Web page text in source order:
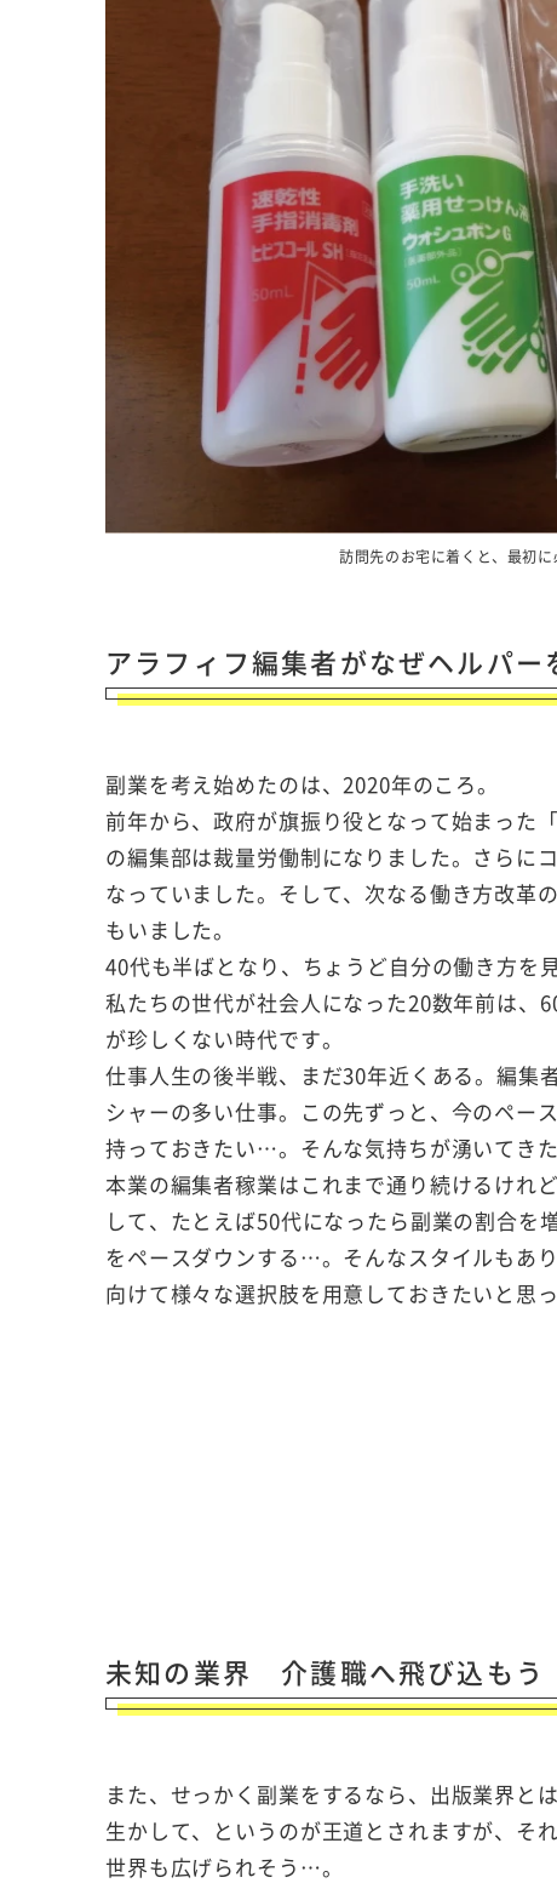
訪問先のお宅に着くと、最初
アラフィフ編集者がなぜヘルパー
副業を考え始めたのは、2020年のころ。
前年から、政府が旗振り役となって始まった
の編集部は裁量労働制になりました。さらに
なっていました。そして、次なる働き方改革
もいました。
40代も半ばとなり、ちょうど自分の働き方を
私たちの世代が社会人になった20数年前は、
が珍しくない時代です。
仕事人生の後半戦、まだ30年近くある。編集
シャーの多い仕事。この先ずっと、今のペー
持っておきたい…。そんな気持ちが湧いてきた
本業の編集者稼業はこれまで通り続けるけれ
して、たとえば50代になったら副業の割合
をペースダウンする…。そんなスタイルもあ
向けて様々な選択肢を用意しておきたいと思っ
未知の業界 介護職へ飛び込もう
また、せっかく副業をするなら、出版業界と
生かして、というのが王道とされますが、そ
世界も広げられそう…。